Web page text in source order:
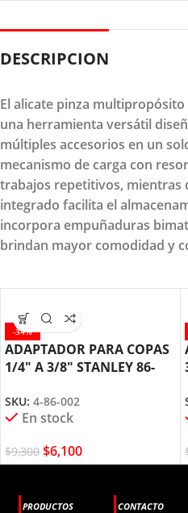
DESCRIPCION
El alicate pinza multipropósito
una herramienta versátil
múltiples accesorios en un
mecanismo de carga con
trabajos repetitivos, mientras
integrado facilita el
incorpora empuñaduras
brindan mayor comodidad y
-34%
ADAPTADOR PARA COPAS
1/4″ A 3/8″ STANLEY 86-
SKU: 4-86-002
En stock
$9,300 $6,100
PRODUCTOS CONTACTO